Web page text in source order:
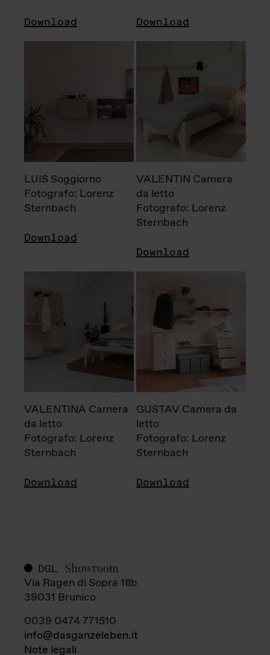
Download Download
LUIS Soggiorno
Fotografo: Lorenz
Sternbach
Download
VALENTIN Camera
da letto
Fotografo: Lorenz
Sternbach
Download
VALENTINA Camera
da letto
Fotografo: Lorenz
Sternbach
Download
GUSTAV Camera da
letto
Fotografo: Lorenz
Sternbach
Download
DGL Showroom
Via Ragen di Sopra 18b
39031 Brunico
0039 0474 771510
info@dasganzeleben.it
Note legali